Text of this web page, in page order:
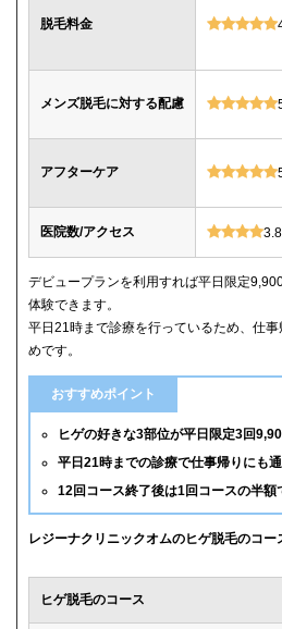
脱毛料金
メンズ脱毛に対する配慮
アフターケア
医院数/アクセス 3.8
デビュープランを利用すれば平日限定
体験できます。
平日21時まで診療を行っているため、仕
めです。
おすすめポイント
ヒゲの好きな3部位が平日限定3回
平日21時までの診療で仕事帰りにも
12回コース終了後は1回コースの半額
レジーナクリニックオムのヒゲ脱毛のコー
ヒゲ脱毛のコース